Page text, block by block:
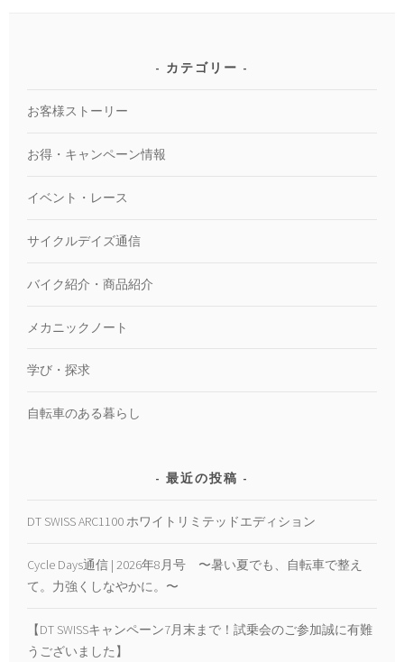
カテゴリー
お客様ストーリー
お得・キャンペーン情報
イベント・レース
サイクルデイズ通信
バイク紹介・商品紹介
メカニックノート
学び・探求
自転車のある暮らし
最近の投稿
DT SWISS ARC1100 ホワイトリミテッドエディション
Cycle Days通信 | 2026年8月号 〜暑い夏でも、自転車で整え
て。力強くしなやかに。〜
【DT SWISSキャンペーン7月末まで！試乗会のご参加誠に有難
うございました】